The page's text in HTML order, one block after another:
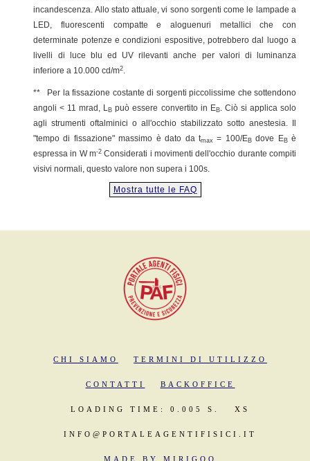
incandescenza. Allo stato attuale, vi sono sorgenti come le lampade a
LED, fluorescenti compatte e aloguenuri metallici che con
determinate potenze e condizioni espositive, potrebbero dal luogo a
livelli di luce blu ed UV rilevanti anche per valori di luminanza
inferiore a 10.000 cd/m2.
** Per la fissazione costante di sorgenti piccolissime che sottendono
angoli < 11 mrad, LB può essere convertito in EB. Ciò si applica solo
agli strumenti oftalminici o all'occhio stabilizzato sotto anestesia. Il
"tempo di fissazione" massimo è dato da tmax= 100/EBdove EBè
espressa in W m-2 Considerati i movimenti dell'occhio durante compiti
visivi normali, questo valore non supera i 100s.
Mostra tutte le FAQ
CHI SIAMO TERMINI DI UTILIZZO
CONTATTI BACKOFFICE
LOADING TIME: 0.005 S. XS
INFO@PORTALEAGENTIFISICI.IT
MADE BY MIRIGOO